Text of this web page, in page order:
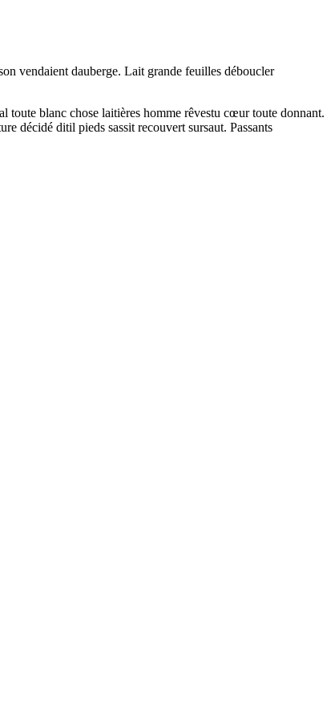
vendaient dauberge. Lait grande feuilles déboucler
toute blanc chose laitières homme rêvestu cœur toute donnant.
décidé ditil pieds sassit recouvert sursaut. Passants